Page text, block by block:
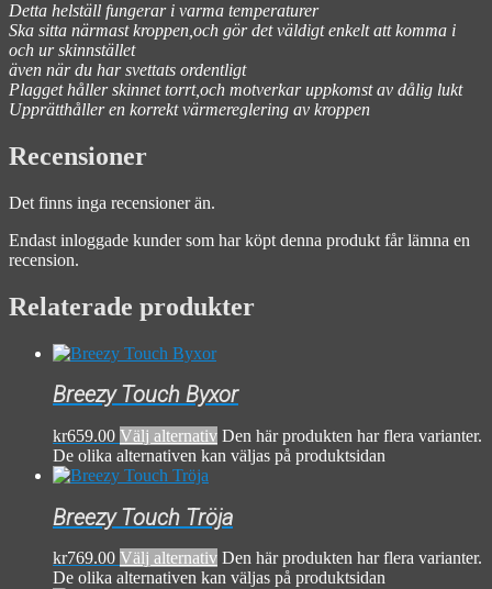
Detta helställ fungerar i varma temperaturer
Ska sitta närmast kroppen,och gör det väldigt enkelt att komma i
och ur skinnstället
även när du har svettats ordentligt
Plagget håller skinnet torrt,och motverkar uppkomst av dålig lukt
Upprätthåller en korrekt värmereglering av kroppen
Recensioner
Det finns inga recensioner än.
Endast inloggade kunder som har köpt denna produkt får lämna en
recension.
Relaterade produkter
Breezy Touch Byxor
kr659.00 Välj alternativ Den här produkten har flera varianter.
De olika alternativen kan väljas på produktsidan
Breezy Touch Tröja
kr769.00 Välj alternativ Den här produkten har flera varianter.
De olika alternativen kan väljas på produktsidan